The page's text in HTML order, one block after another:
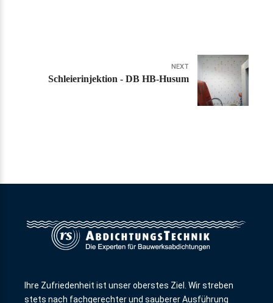
NEXT
Schleierinjektion - DB HB-Husum
Ihre Zufriedenheit ist unser oberstes Ziel. Wir streben
stets nach fachgerechter und sauberer Ausführung